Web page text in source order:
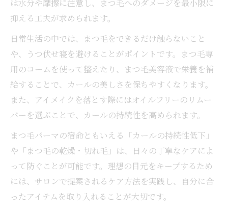
は水分や摩擦に注意し、まつ毛へのダメージを最小限に
抑える工夫が求められます。
日常生活の中では、まつ毛をできるだけ触らないこと
や、うつ伏せ寝を避けることがポイントです。まつ毛専
用のコームを使って整えたり、まつ毛美容液で栄養を補
給することで、カールの美しさを保ちやすくなります。
また、アイメイクを落とす際にはオイルフリーのリムー
バーを選ぶことで、カールの持続性を高められます。
まつ毛パーマの宿命ともいえる「カールの持続性低下」
や「まつ毛の乾燥・切れ毛」は、日々の丁寧なケアによ
って防ぐことが可能です。理想の目元をキープするため
には、サロンで提案されるケア方法を実践し、自分に合
ったアイテムを取り入れることが大切です。